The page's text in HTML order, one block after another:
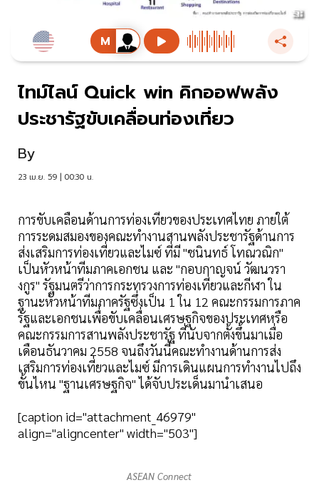
ไทม์ไลน์ Quick win คิกออฟพลัง
ประชารัฐขับเคลื่อนท่องเที่ยว
By
23 เม.ย. 59 | 00:30 น.
การขับเคลื่อนด้านการท่องเที่ยวของประเทศไทย ภายใต้
การระดมสมองของคณะทำงานสานพลังประชารัฐด้านการ
ส่งเสริมการท่องเที่ยวและไมซ์ ที่มี "ชนินทธ์ โทณวณิก"
เป็นหัวหน้าทีมภาคเอกชน และ "กอบกาญจน์ วัฒนวรา
งกูร" รัฐมนตรีว่าการกระทรวงการท่องเที่ยวและกีฬา ใน
ฐานะหัวหน้าทีมภาครัฐซึ่งเป็น 1 ใน 12 คณะกรรมการภาค
รัฐและเอกชนเพื่อขับเคลื่อนเศรษฐกิจของประเทศหรือ
คณะกรรมการสานพลังประชารัฐ ที่นับจากตั้งขึ้นมาเมื่อ
เดือนธันวาคม 2558 จนถึงวันนี้คณะทำงานด้านการส่ง
เสริมการท่องเที่ยวและไมซ์ มีการเดินแผนการทำงานไปถึง
ขั้นไหน "ฐานเศรษฐกิจ" ได้จับประเด็นมานำเสนอ
[caption id="attachment_46979"
align="aligncenter" width="503"]
ASEAN Connect